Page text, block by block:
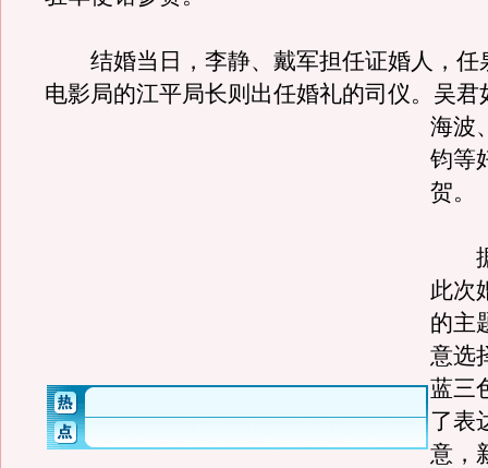
结婚当日，李静、戴军担任证婚人，任
电影局的江平局长则出任婚礼的司仪。 吴君
海波
钧等
贺。
据
此次
的主
意选
蓝三
了表
意，